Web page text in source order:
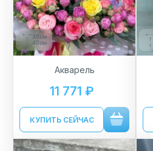
30см
40см
Акварель
11 771 ₽
КУПИТЬ СЕЙЧАС